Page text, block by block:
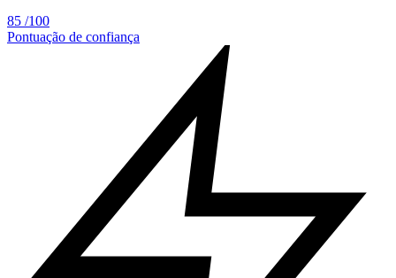
85 /100
Pontuação de confiança